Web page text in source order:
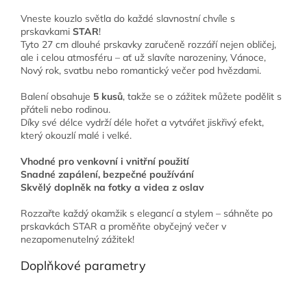
Vneste kouzlo světla do každé slavnostní chvíle s
prskavkami STAR!
Tyto 27 cm dlouhé prskavky zaručeně rozzáří nejen obličej,
ale i celou atmosféru – ať už slavíte narozeniny, Vánoce,
Nový rok, svatbu nebo romantický večer pod hvězdami.
Balení obsahuje 5 kusů, takže se o zážitek můžete podělit s
přáteli nebo rodinou.
Díky své délce vydrží déle hořet a vytvářet jiskřivý efekt,
který okouzlí malé i velké.
Vhodné pro venkovní i vnitřní použití
Snadné zapálení, bezpečné používání
Skvělý doplněk na fotky a videa z oslav
Rozzařte každý okamžik s elegancí a stylem – sáhněte po
prskavkách STAR a proměňte obyčejný večer v
nezapomenutelný zážitek!
Doplňkové parametry